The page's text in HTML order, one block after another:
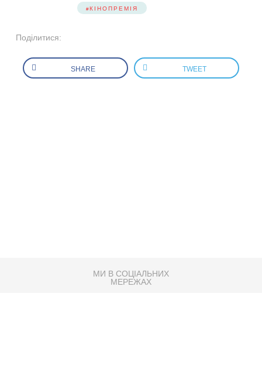
КІНОПРЕМІЯ
Поділитися:
SHARE TWEET
МИ В СОЦІАЛЬНИХ
МЕРЕЖАХ